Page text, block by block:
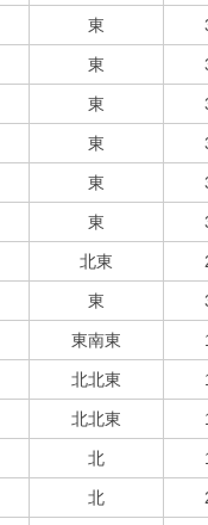
東
東
東
東
東
東
北東
東
東南東
北北東
北北東
北
北